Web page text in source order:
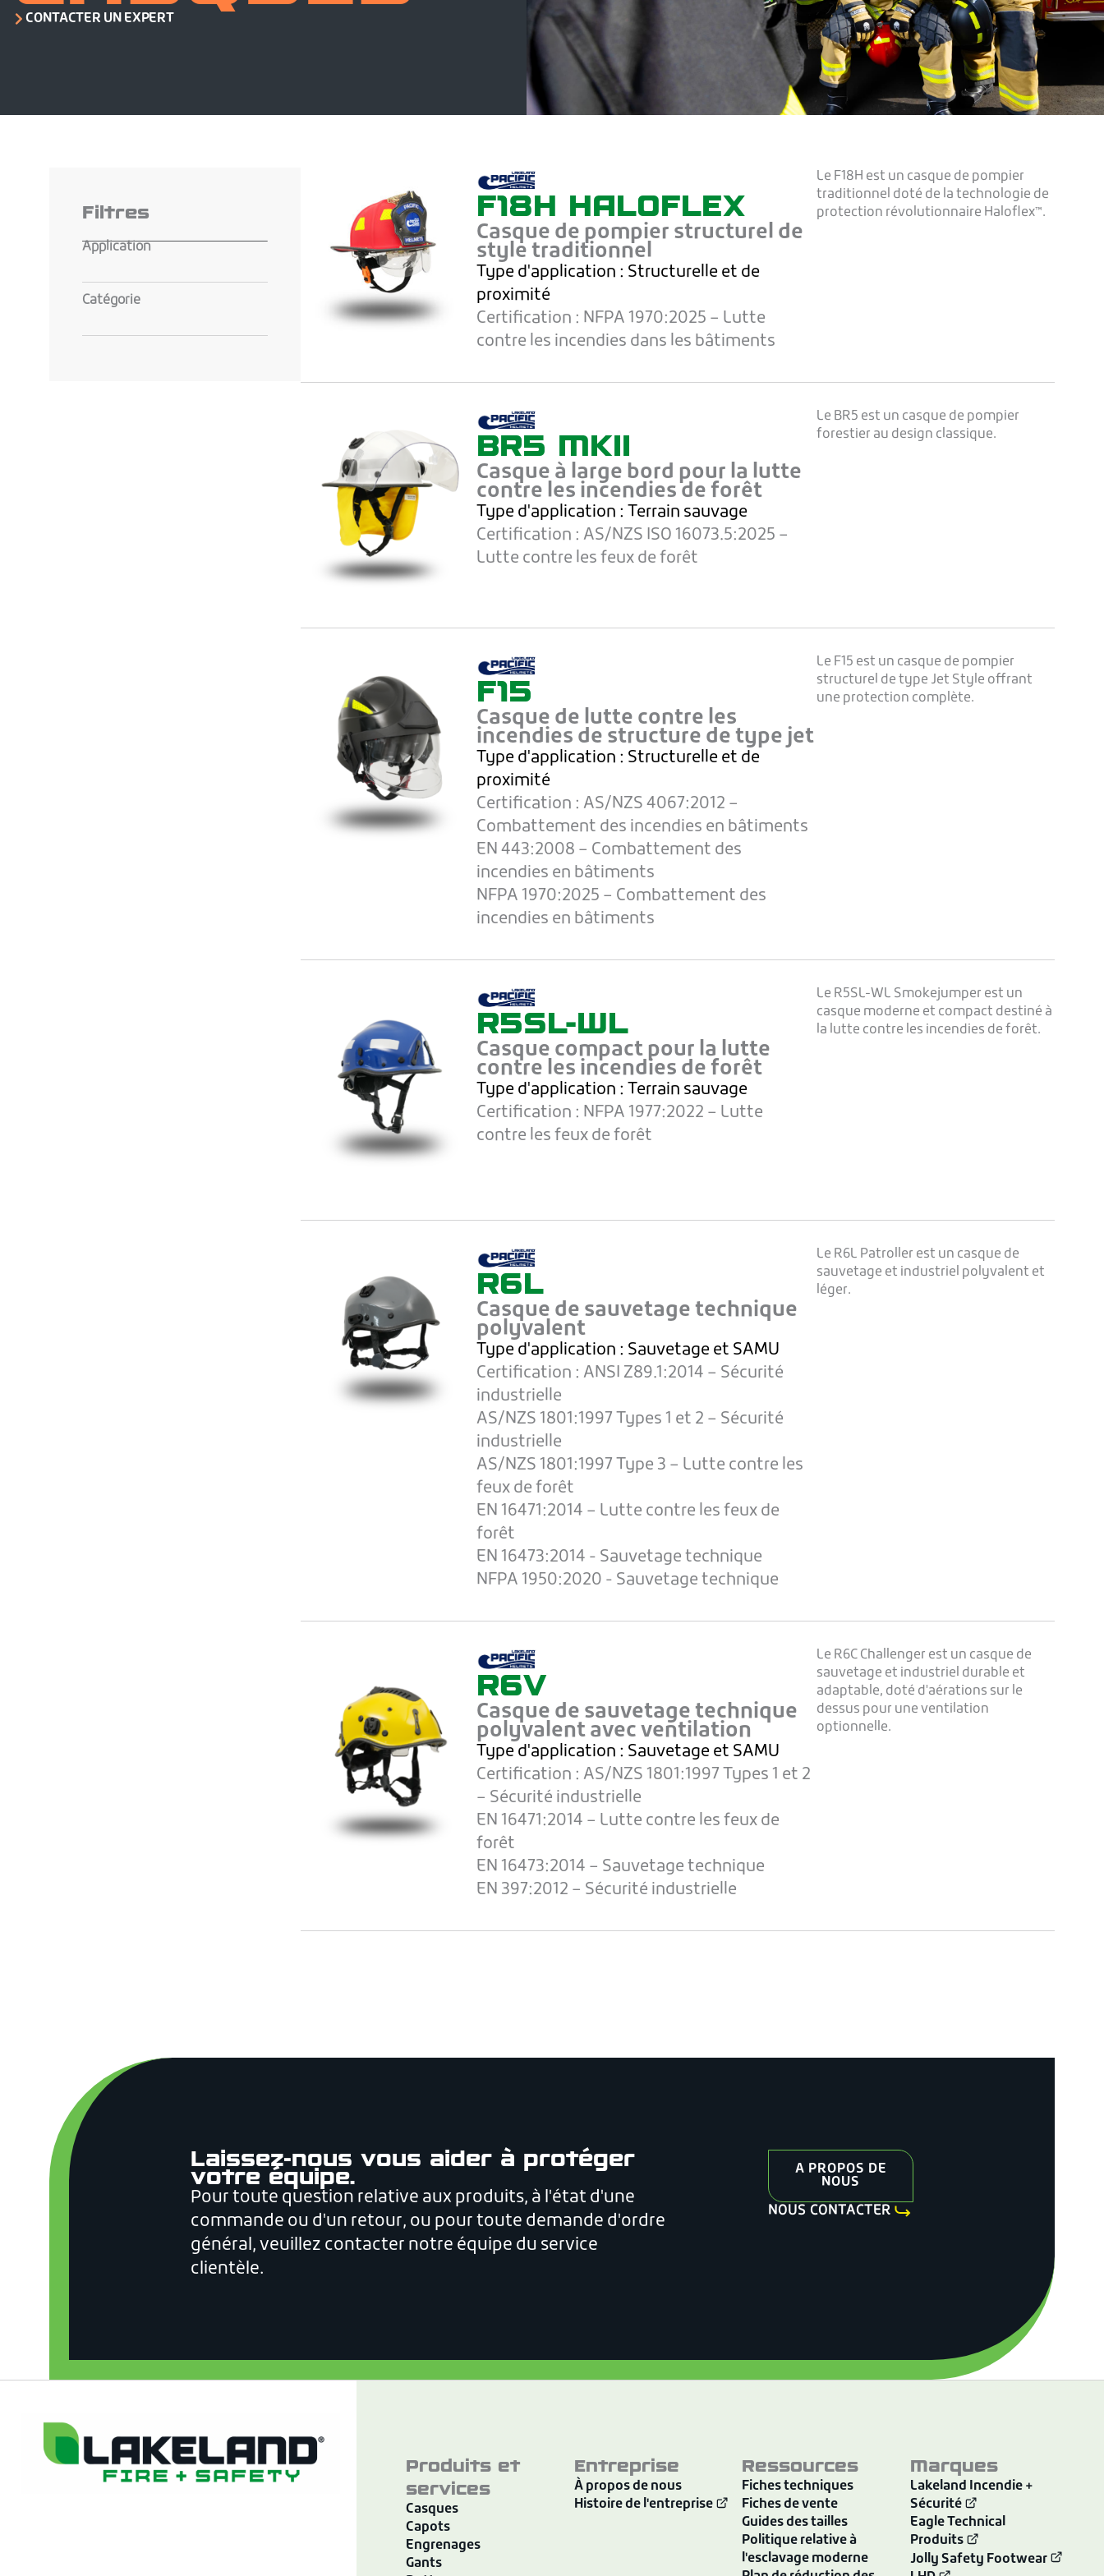
CONTACTER UN EXPERT
Filtres
Application
Catégorie
F18H HALOFLEX
Casque de pompier structurel de
style traditionnel
Type d'application : Structurelle et de
proximité
Certification : NFPA 1970:2025 – Lutte
contre les incendies dans les bâtiments
Le F18H est un casque de pompier
traditionnel doté de la technologie de
protection révolutionnaire Haloflex™.
BR5 MKII
Casque à large bord pour la lutte
contre les incendies de forêt
Type d'application : Terrain sauvage
Certification :AS/NZS ISO 16073.5:2025 –
Lutte contre les feux de forêt
Le BR5 est un casque de pompier
forestier au design classique.
F15
Casque de lutte contre les
incendies de structure de type jet
Type d'application : Structurelle et de
proximité
Certification :AS/NZS 4067:2012 –
Combattement des incendies en bâtiments
EN 443:2008 – Combattement des
incendies en bâtiments
NFPA 1970:2025 – Combattement des
incendies en bâtiments
Le F15 est un casque de pompier
structurel de type Jet Style offrant
une protection complète.
R5SL-WL
Casque compact pour la lutte
contre les incendies de forêt
Type d'application : Terrain sauvage
Certification : NFPA 1977:2022 – Lutte
contre les feux de forêt
Le R5SL-WL Smokejumper est un
casque moderne et compact destiné à
la lutte contre les incendies de forêt.
R6L
Casque de sauvetage technique
polyvalent
Type d'application : Sauvetage et SAMU
Certification :ANSI Z89.1:2014 – Sécurité
industrielle
AS/NZS 1801:1997 Types 1 et 2 – Sécurité
industrielle
AS/NZS 1801:1997 Type 3 – Lutte contre les
feux de forêt
EN 16471:2014 – Lutte contre les feux de
forêt
EN 16473:2014 - Sauvetage technique
NFPA 1950:2020 - Sauvetage technique
Le R6L Patroller est un casque de
sauvetage et industriel polyvalent et
léger.
R6V
Casque de sauvetage technique
polyvalent avec ventilation
Type d'application : Sauvetage et SAMU
Certification :AS/NZS 1801:1997 Types 1 et 2
– Sécurité industrielle
EN 16471:2014 – Lutte contre les feux de
forêt
EN 16473:2014 – Sauvetage technique
EN 397:2012 – Sécurité industrielle
Le R6C Challenger est un casque de
sauvetage et industriel durable et
adaptable, doté d'aérations sur le
dessus pour une ventilation
optionnelle.
Laissez-nous vous aider à protéger
votre équipe.
Pour toute question relative aux produits, à l'état d'une
commande ou d'un retour, ou pour toute demande d'ordre
général, veuillez contacter notre équipe du service
clientèle.
A PROPOS DE
NOUS
NOUS CONTACTER
Produits et
services
Casques
Capots
Engrenages
Gants
Entreprise
À propos de nous
Histoire de l'entreprise
Ressources
Fiches techniques
Fiches de vente
Guides des tailles
Politique relative à
l'esclavage moderne
Marques
Lakeland Incendie +
Sécurité
Eagle Technical
Produits
Jolly Safety Footwear